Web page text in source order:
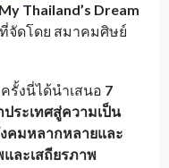
My Thailand’s Dream
จัดโดย สมาคมศิษย์
รั้งนี่ได้นำเสนอ 7
ระเทศสู่ความเป็น
คมหลากหลายและ
ละเสถียรภาพ